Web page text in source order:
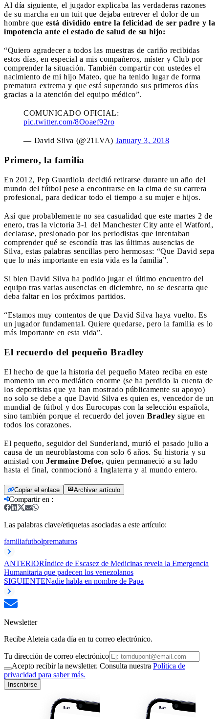
Al día siguiente, el jugador explicaba las verdaderas razones
de su marcha en un tuit que dejaba entrever el dolor de un
hombre que está dividido entre la felicidad de ser padre y la
impotencia ante el estado de salud de su hijo:
“Quiero agradecer a todos las muestras de cariño recibidas
estos días, en especial a mis compañeros, míster y Club por
comprender la situación. También compartir con ustedes el
nacimiento de mi hijo Mateo, que ha tenido lugar de forma
prematura extrema y que está superando sus primeros días
gracias a la atención del equipo médico”.
COMUNICADO OFICIAL:
pic.twitter.com/8Ooaef92ro
— David Silva (@21LVA) January 3, 2018
Primero, la familia
En 2012, Pep Guardiola decidió retirarse durante un año del
mundo del fútbol pese a encontrarse en la cima de su carrera
profesional, para dedicar todo el tiempo a su mujer e hijos.
Así que probablemente no sea casualidad que este martes 2 de
enero, tras la victoria 3-1 del Manchester City ante el Watford,
declarase, presionado por los periodistas que intentaban
comprender qué se escondía tras las últimas ausencias de
Silva, estas palabras sencillas pero hermosas: “Que David sepa
que lo más importante en esta vida es la familia”.
Si bien David Silva ha podido jugar el último encuentro del
equipo tras varias ausencias en diciembre, no se descarta que
deba faltar en los próximos partidos.
“Estamos muy contentos de que David Silva haya vuelto. Es
un jugador fundamental. Quiere quedarse, pero la familia es lo
más importante en esta vida”.
El recuerdo del pequeño Bradley
El hecho de que la historia del pequeño Mateo reciba en este
momento un eco mediático enorme (se ha perdido la cuenta de
los deportistas que ya han mostrado públicamente su apoyo)
no solo se debe a que David Silva es quien es, vencedor de un
mundial de fútbol y dos Eurocopas con la selección española,
sino también porque el recuerdo del joven Bradley sigue en
todos los corazones.
El pequeño, seguidor del Sunderland, murió el pasado julio a
causa de un neuroblastoma con solo 6 años. Su historia y su
amistad con Jermaine Defoe, quien permaneció a su lado
hasta el final, conmocionó a Inglaterra y al mundo entero.
Copiar el enlace Archivar artículo
Compartir en :
Las palabras clave/etiquetas asociadas a este artículo:
familiafutbolprematuros
ANTERIORÍndice de Escasez de Medicinas revela la Emergencia
Humanitaria que padecen los venezolanos
SIGUIENTENadie habla en nombre de Papa
Newsletter
Recibe Aleteia cada día en tu correo electrónico.
Tu dirección de correo electrónico
Acepto recibir la newsletter. Consulta nuestra Política de
privacidad para saber más.
Inscribirse